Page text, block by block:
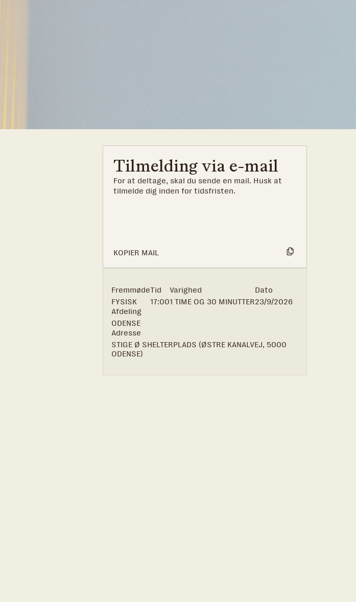
KOPIER MAIL
Tilmelding via e-mail
For at deltage, skal du sende en mail. Husk at
tilmelde dig inden for tidsfristen.
Fremmøde
FYSISK
Tid
17:00
Varighed
1 TIME OG 30 MINUTTER
Dato
23/9/2026
Afdeling
ODENSE
Adresse
STIGE Ø SHELTERPLADS (ØSTRE KANALVEJ, 5000
ODENSE)